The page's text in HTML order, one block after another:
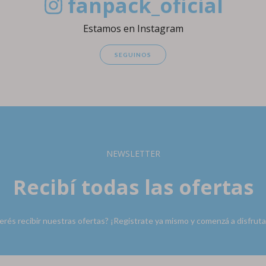
Estamos en Instagram
SEGUINOS
NEWSLETTER
Recibí todas las ofertas
recibir nuestras ofertas? ¡Registrate ya mismo y comenzá a